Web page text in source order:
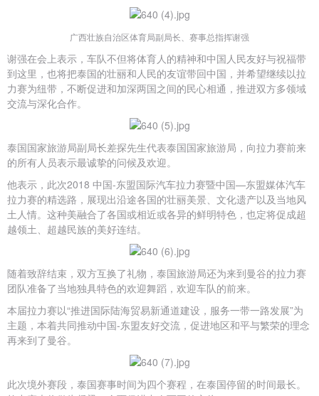
广西壮族自治区体育局副局长、赛事总指挥谢强
谢强在会上表示，车队不但将体育人的精神和中国人民友好与祝福带
到这里，也将把泰国的壮丽和人民的友谊带回中国，并希望继续以拉
力赛为纽带，不断促进和加深两国之间的民心相通，推进双方多领域
交流与深化合作。
泰国国家旅游局副局长差探先生代表泰国国家旅游局，向拉力赛前来
的所有人员表示最诚挚的问候及欢迎。
他表示，此次2018 中国-东盟国际汽车拉力赛暨中国—东盟媒体汽车
拉力赛的精选路，展现出沿途各国的壮丽美景、文化遗产以及当地风
土人情。这种美融合了各国或相近或各异的鲜明特色，也定将促成超
越领土、超越民族的美好连结。
随着致辞结束，双方互换了礼物，泰国旅游局还为来到曼谷的拉力赛
团队准备了当地独具特色的欢迎舞蹈，欢迎车队的前来。
本届拉力赛以“推进国际陆海贸易新通道建设，服务一带一路发展”为
主题，本着共同推动中国-东盟友好交流，促进地区和平与繁荣的理念
再来到了曼谷。
此次境外赛段，泰国赛事时间为四个赛程，在泰国停留的时间最长。